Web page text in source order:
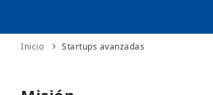
INTERNACIONALIZACIÓN
Inicio Startups avanzadas